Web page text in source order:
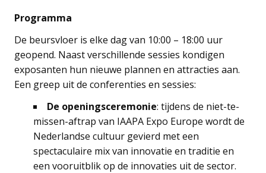
Programma
De beursvloer is elke dag van 10:00 – 18:00 uur
geopend. Naast verschillende sessies kondigen
exposanten hun nieuwe plannen en attracties aan.
Een greep uit de conferenties en sessies:
De openingsceremonie: tijdens de niet-te-
missen-aftrap van IAAPA Expo Europe wordt de
Nederlandse cultuur gevierd met een
spectaculaire mix van innovatie en traditie en
een vooruitblik op de innovaties uit de sector.